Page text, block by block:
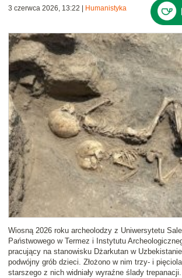
3 czerwca 2026, 13:22 Humanistyka
Wiosną 2026 roku archeolodzy z Uniwersytetu
Państwowego w Termez i Instytutu
pracujący na stanowisku Dżarkutan w
podwójny grób dzieci. Złożono w nim trzy- i
starszego z nich widniały wyraźne ślady trepanacji.